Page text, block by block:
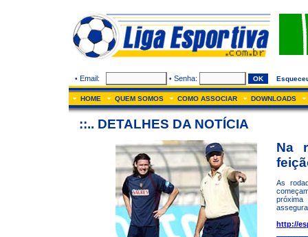
• Email: • Senha:
HOME QUEM SOMOS COMO ASSOCIAR DOWNLOADS
::.. DETALHES DA NOTÍCIA
Na
As
http://